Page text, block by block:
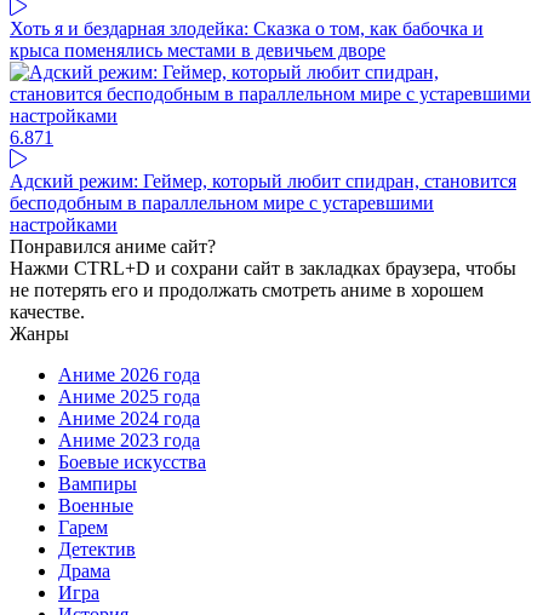
Хоть я и бездарная злодейка: Сказка о том, как бабочка и
крыса поменялись местами в девичьем дворе
6.871
Адский режим: Геймер, который любит спидран, становится
бесподобным в параллельном мире с устаревшими
настройками
Понравился аниме сайт?
Нажми CTRL+D и сохрани сайт в закладках браузера, чтобы
не потерять его и продолжать смотреть аниме в хорошем
качестве.
Жанры
Аниме 2026 года
Аниме 2025 года
Аниме 2024 года
Аниме 2023 года
Боевые искусства
Вампиры
Военные
Гарем
Детектив
Драма
Игра